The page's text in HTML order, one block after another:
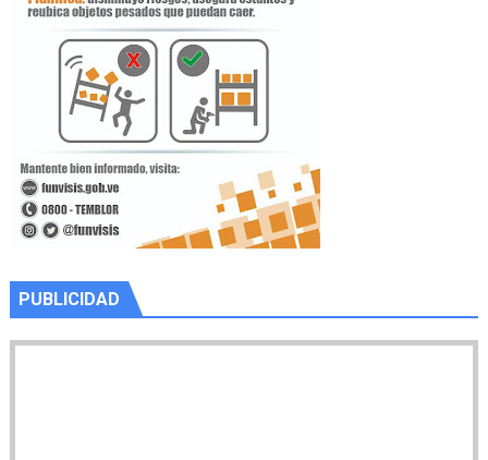
PUBLICIDAD